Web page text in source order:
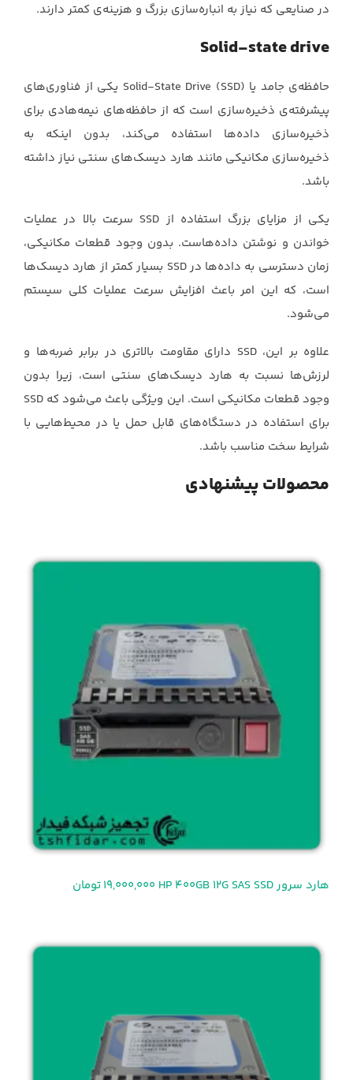
در صنایعی که نیاز به انباره‌سازی بزرگ و هزینه‌ی کمتر دارند.‏
Solid-state drive
حافظه‌ی جامد یا ‏Solid-State Drive (SSD)‎‏ یکی از فناوری‌های
پیشرفته‌ی ذخیره‌سازی است که از ‏حافظه‌های نیمه‌هادی برای
ذخیره‌سازی داده‌ها استفاده می‌کند، بدون اینکه به
ذخیره‌سازی مکانیکی مانند ‏هارد دیسک‌های سنتی نیاز داشته
باشد. ‏
یکی از مزایای بزرگ استفاده از ‏SSD‏ سرعت بالا در عملیات
خواندن و نوشتن داده‌هاست. بدون وجود ‏قطعات مکانیکی،
زمان دسترسی به داده‌ها در ‏SSD‏ بسیار کمتر از هارد دیسک‌ها
است، که این امر باعث ‏افزایش سرعت عملیات کلی سیستم
می‌شود.‏
علاوه بر این، ‏SSD‏ دارای مقاومت بالاتری در برابر ضربه‌ها و
لرزش‌ها نسبت به هارد دیسک‌های سنتی ‏است، زیرا بدون
برای استفاده در ‏دستگاه‌های قابل حمل یا در محیط‌هایی با
شرایط سخت مناسب باشد.‏
محصولات پیشنهادی
هارد سرور HP 400GB 12G SAS SSD 19,000,000 تومان